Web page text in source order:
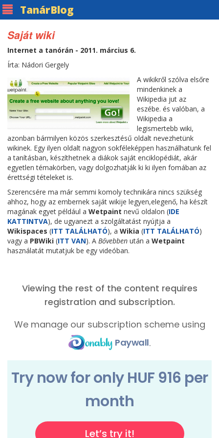
TanárBlog
Saját wiki
Internet a tanórán - 2011. március 6.
Írta: Nádori Gergely
A wikikről szólva elsőre
mindenkinek a
Wikipedia jut az
eszébe. és valóban, a
Wikipedia a
legismertebb wiki,
azonban bármilyen közös szerkesztésű oldalt nevezhetünk
wikinek. Egy ilyen oldalt nagyon sokféleképpen használhatunk fel
a tanításban, készíthetnek a diákok saját enciklopédiát, akár
egyetlen témakörben, vagy dolgozhatják ki ki ilyen fomában az
érettségi tételeket is.
Szerencsére ma már semmi komoly technikára nincs szükség
ahhoz, hogy az embernek saját wikije legyen,elegenő, ha készít
magának egyet például a Wetpaint nevű oldalon (IDE
KATTINTVA), de ugyanezt a szolgáltatást nyújtja a
Wikispaces (ITT TALÁLHATÓ), a Wikia (ITT TALÁLHATÓ)
vagy a PBWiki (ITT VAN). A Bővebben után a Wetpaint
használatát mutatjuk be egy videóban.